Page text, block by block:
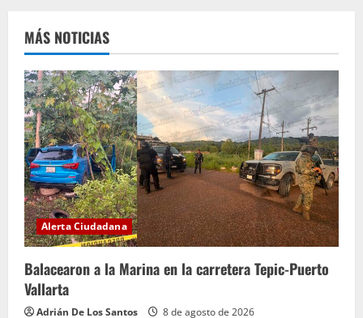
l
e
y
e
n
d
o
MÁS NOTICIAS
Alerta Ciudadana
Balacearon a la Marina en la carretera Tepic-Puerto
Vallarta
Adrián De Los Santos 8 de agosto de 2026